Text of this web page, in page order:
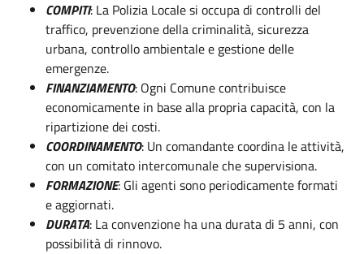
COMPITI: La Polizia Locale si occupa di controlli del
traffico, prevenzione della criminalità, sicurezza
urbana, controllo ambientale e gestione delle
emergenze.
FINANZIAMENTO: Ogni Comune contribuisce
economicamente in base alla propria capacità, con la
ripartizione dei costi.
COORDINAMENTO: Un comandante coordina le attività,
con un comitato intercomunale che supervisiona.
FORMAZIONE: Gli agenti sono periodicamente formati
e aggiornati.
DURATA: La convenzione ha una durata di 5 anni, con
possibilità di rinnovo.